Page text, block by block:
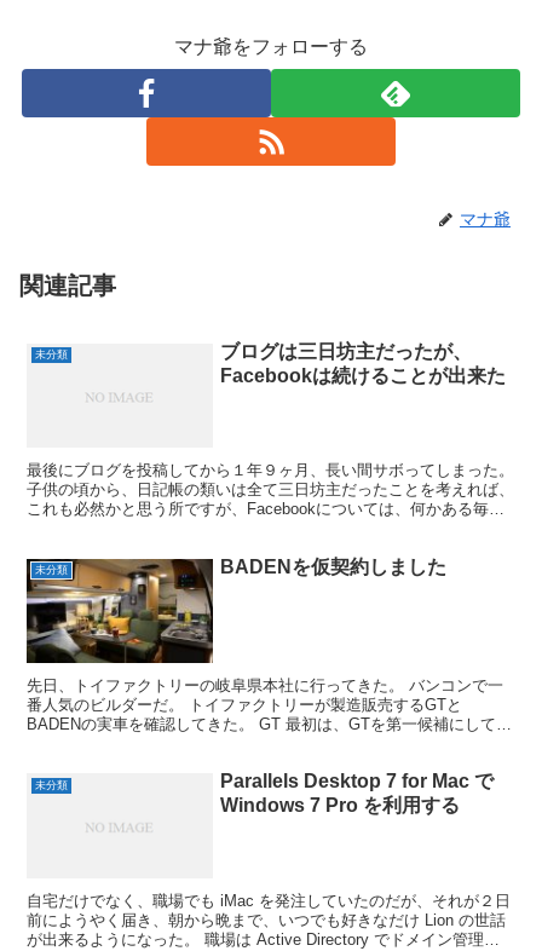
マナ爺をフォローする
マナ爺
関連記事
未分類
ブログは三日坊主だったが、
Facebookは続けることが出来た
最後にブログを投稿してから１年９ヶ月、長い間サボってしまった。
子供の頃から、日記帳の類いは全て三日坊主だったことを考えれば、
これも必然かと思う所ですが、Facebookについては、何かある毎
未分類 BADENを仮契約しました
先日、トイファクトリーの岐阜県本社に行ってきた。 バンコンで一
番人気のビルダーだ。 トイファクトリーが製造販売するGTと
BADENの実車を確認してきた。 GT 最初は、GTを第一候補にしてい
未分類
Parallels Desktop 7 for Mac で
Windows 7 Pro を利用する
自宅だけでなく、職場でも iMac を発注していたのだが、それが２日
前にようやく届き、朝から晩まで、いつでも好きなだけ Lion の世話
が出来るようになった。 職場は Active Directory でドメイン管理さ